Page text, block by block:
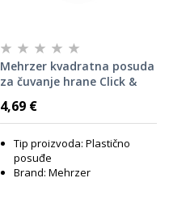
Mehrzer kvadratna posuda
za čuvanje hrane Click &
4,69 €
Tip proizvoda: Plastično
posuđe
Brand: Mehrzer